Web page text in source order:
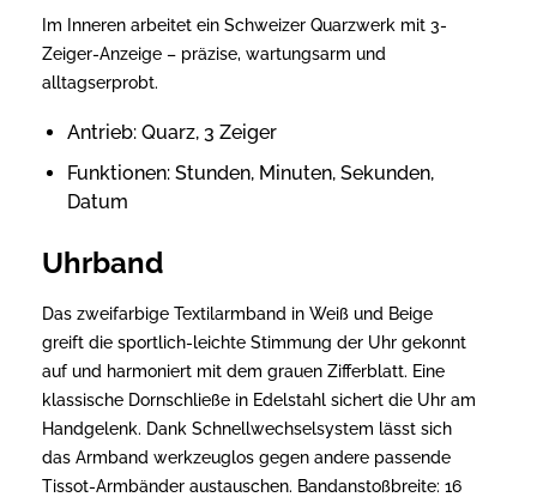
Im Inneren arbeitet ein Schweizer Quarzwerk mit 3-
Zeiger-Anzeige – präzise, wartungsarm und
alltagserprobt.
Antrieb: Quarz, 3 Zeiger
Funktionen: Stunden, Minuten, Sekunden,
Datum
Uhrband
Das zweifarbige Textilarmband in Weiß und Beige
greift die sportlich-leichte Stimmung der Uhr gekonnt
auf und harmoniert mit dem grauen Zifferblatt. Eine
klassische Dornschließe in Edelstahl sichert die Uhr am
Handgelenk. Dank Schnellwechselsystem lässt sich
das Armband werkzeuglos gegen andere passende
Tissot-Armbänder austauschen. Bandanstoßbreite: 16